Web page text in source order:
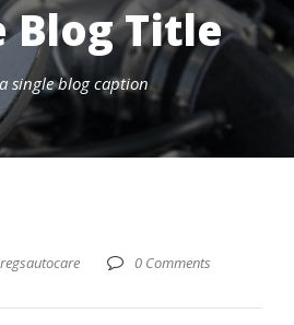
Blog Title
single blog caption
0 Comments